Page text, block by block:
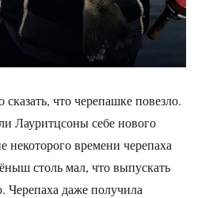
что черепашке повезло.
Лауритцсоны себе нового
некоторого времени черепаха
столь мал, что выпускать
Черепаха даже получила